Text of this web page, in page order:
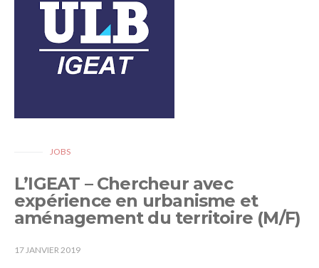
JOBS
L’IGEAT – Chercheur avec
expérience en urbanisme et
aménagement du territoire (M/F)
17 JANVIER 2019